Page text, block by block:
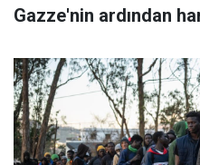
Gazze'nin ardından